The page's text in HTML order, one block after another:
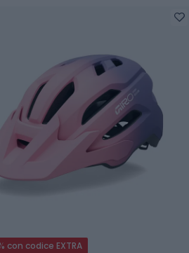
con codice EXTRA